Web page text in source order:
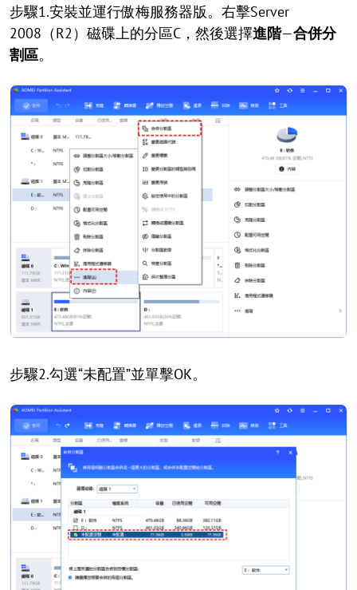
步驟1.安裝並運行傲梅服務器版。右擊Server
2008（R2）磁碟上的分區C，然後選擇進階—合併分
割區。
步驟2.勾選“未配置”並單擊OK。